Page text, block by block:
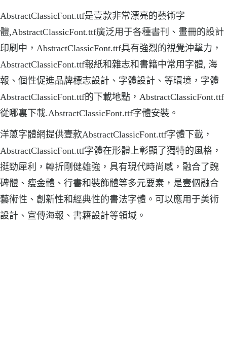
AbstractClassicFont.ttf是壹款非常漂亮的藝術字
體,AbstractClassicFont.ttf廣泛用于各種書刊、畫冊的設計
印刷中，AbstractClassicFont.ttf具有強烈的視覺沖擊力，
AbstractClassicFont.ttf報紙和雜志和書籍中常用字體, 海
報、個性促進品牌標志設計、字體設計、等環境，字體
AbstractClassicFont.ttf的下載地點，AbstractClassicFont.ttf
從哪裏下載.AbstractClassicFont.ttf字體安裝。
洋蔥字體網提供壹款AbstractClassicFont.ttf字體下載，
AbstractClassicFont.ttf字體在形體上彰顯了獨特的風格，
挺勁犀利，轉折剛健雄強，具有現代時尚感，融合了魏
碑體、瘦金體、行書和裝飾體等多元要素，是壹個融合
藝術性、創新性和經典性的書法字體。可以應用于美術
設計、宣傳海報、書籍設計等領域。